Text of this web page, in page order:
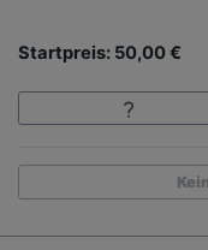
Startpreis: 50,00 €